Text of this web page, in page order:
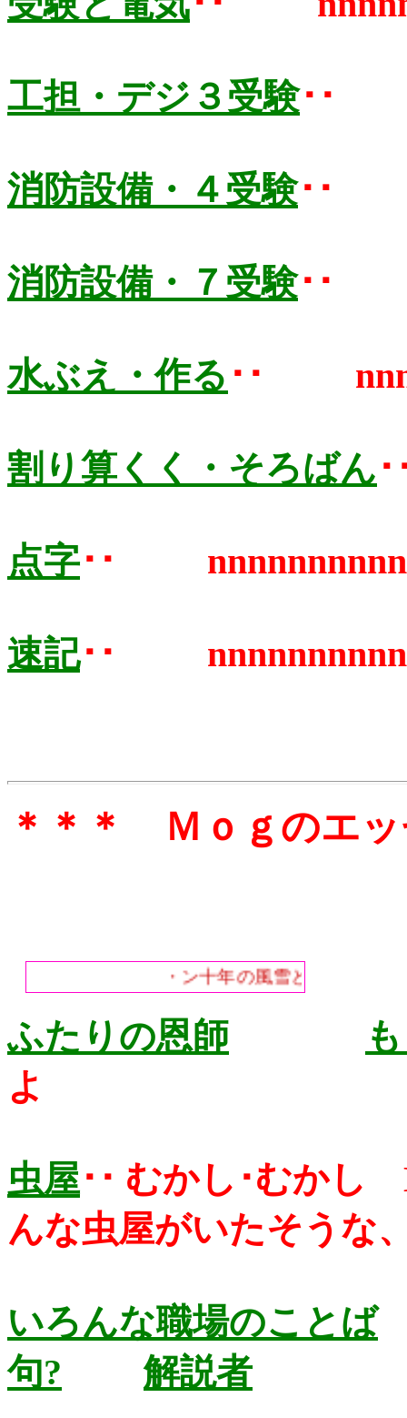
工担・デジ３受験･
消防設備・４受験･
消防設備・７受験･
水ぶえ・作る ･･
割り算くく・そろばん
点字･･
速記･･
＊＊＊ Ｍｏｇのエ
・ン十年の風雪と嵐の中・書
ふたりの恩師
よ
虫屋･･ むかし･むかし
んな虫屋がいたそうな
いろんな職場のことば
句?
解説者